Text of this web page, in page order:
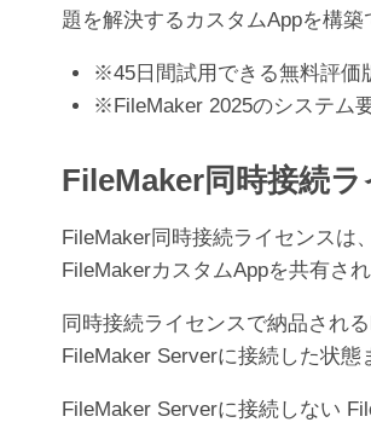
題を解決するカスタムAppを構
※45日間試用できる無料評価
※FileMaker 2025のシステム
FileMaker同時接続
FileMaker同時接続ライセンスは
FileMakerカスタムAppを共有さ
同時接続ライセンスで納品され
FileMaker Serverに接続した状態
FileMaker Serverに接続しない